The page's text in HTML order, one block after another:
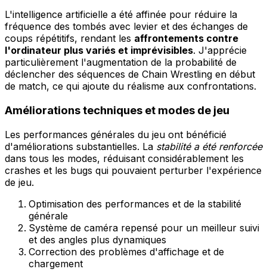
L'intelligence artificielle a été affinée pour réduire la
fréquence des tombés avec levier et des échanges de
coups répétitifs, rendant les affrontements contre
l'ordinateur plus variés et imprévisibles. J'apprécie
particulièrement l'augmentation de la probabilité de
déclencher des séquences de Chain Wrestling en début
de match, ce qui ajoute du réalisme aux confrontations.
Améliorations techniques et modes de jeu
Les performances générales du jeu ont bénéficié
d'améliorations substantielles. La stabilité a été renforcée
dans tous les modes, réduisant considérablement les
crashes et les bugs qui pouvaient perturber l'expérience
de jeu.
Optimisation des performances et de la stabilité
générale
Système de caméra repensé pour un meilleur suivi
et des angles plus dynamiques
Correction des problèmes d'affichage et de
chargement